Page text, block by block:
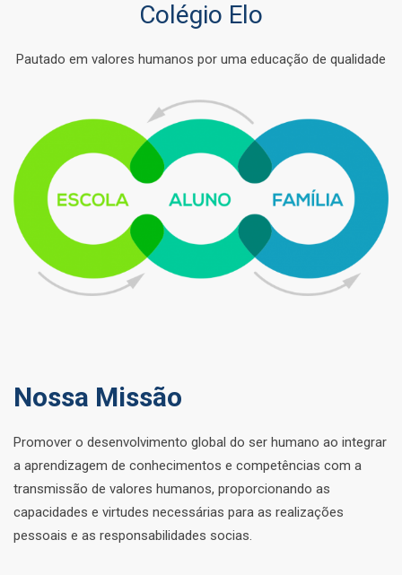
Colégio Elo
Pautado em valores humanos por uma educação de qualidade
Nossa Missão
Promover o desenvolvimento global do ser humano ao integrar
a aprendizagem de conhecimentos e competências com a
transmissão de valores humanos, proporcionando as
capacidades e virtudes necessárias para as realizações
pessoais e as responsabilidades socias.